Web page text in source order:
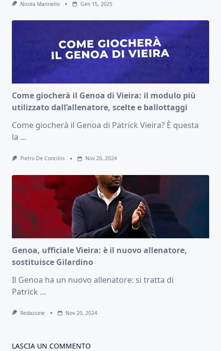
Nicola Marinello Gen 15, 2025
Come giocherà il Genoa di Vieira: il modulo più
utilizzato dall’allenatore, scelte e ballottaggi
Come giocherà il Genoa di Patrick Vieira? È questa
la ...
Pietro De Conciliis Nov 20, 2024
Genoa, ufficiale Vieira: è il nuovo allenatore,
sostituisce Gilardino
Il Genoa ha un nuovo allenatore: si tratta di
Patrick ...
Redazione Nov 20, 2024
LASCIA UN COMMENTO